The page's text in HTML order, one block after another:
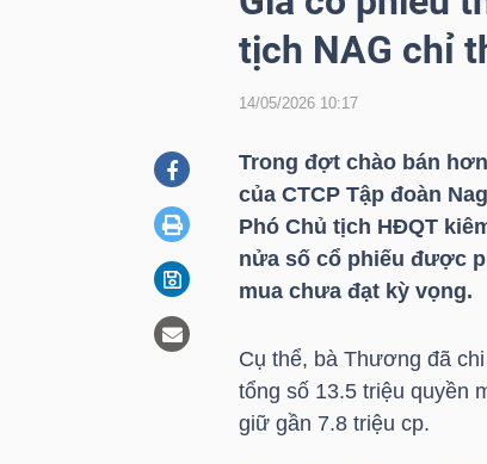
tịch NAG chỉ
14/05/2026 10:17
Trong đợt chào bán
của CTCP Tập đoàn
Phó Chủ tịch HĐQT
nửa số cổ phiếu được
mua chưa đạt kỳ vọng.
Cụ thể, bà Thương đã
tổng số 13.5 triệu quyền
giữ gần 7.8 triệu cp.